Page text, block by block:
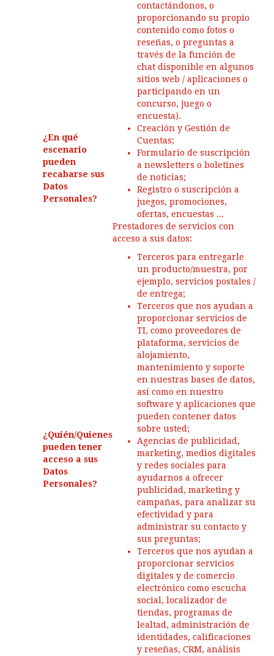
contactándonos, o
proporcionando su propio
contenido como fotos o
reseñas, o preguntas a
través de la función de
chat disponible en algunos
sitios web / aplicaciones o
participando en un
concurso, juego o
encuesta).
¿En qué
escenario
pueden
recabarse sus
Datos
Personales?
Creación y Gestión de
Cuentas;
Formulario de suscripción
a newsletters o boletines
de noticias;
Registro o suscripción a
juegos, promociones,
ofertas, encuestas ...
¿Quién/Quienes
pueden tener
acceso a sus
Datos
Personales?
Prestadores de servicios con
acceso a sus datos:
Terceros para entregarle
un producto/muestra, por
ejemplo, servicios postales /
de entrega;
Terceros que nos ayudan a
proporcionar servicios de
TI, como proveedores de
plataforma, servicios de
alojamiento,
mantenimiento y soporte
en nuestras bases de datos,
así como en nuestro
software y aplicaciones que
pueden contener datos
sobre usted;
Agencias de publicidad,
marketing, medios digitales
y redes sociales para
ayudarnos a ofrecer
publicidad, marketing y
campañas, para analizar su
efectividad y para
administrar su contacto y
sus preguntas;
Terceros que nos ayudan a
proporcionar servicios
digitales y de comercio
electrónico como escucha
social, localizador de
tiendas, programas de
lealtad, administración de
identidades, calificaciones
y reseñas, CRM, análisis